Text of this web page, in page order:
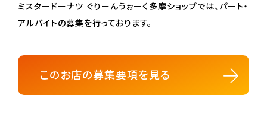
ミスタードーナツ ぐりーんうぉーく多摩ショップでは、パート・
アルバイトの募集を行っております。
このお店の募集要項を見る